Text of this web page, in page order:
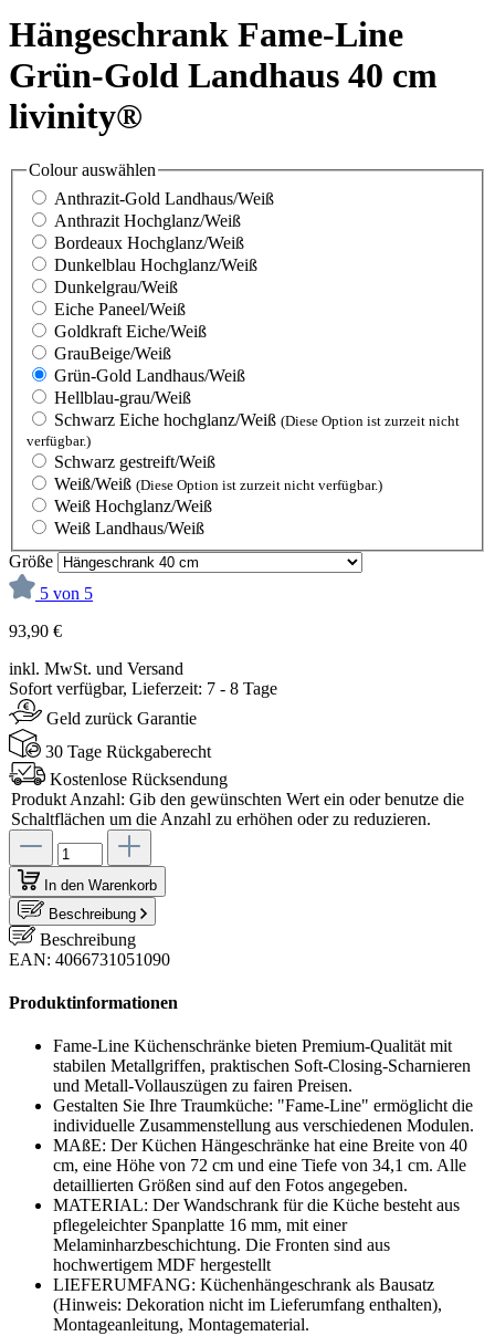
Hängeschrank Fame-Line
Grün-Gold Landhaus 40 cm
livinity®
Colourauswählen
Anthrazit-Gold Landhaus/Weiß
Anthrazit Hochglanz/Weiß
Bordeaux Hochglanz/Weiß
Dunkelblau Hochglanz/Weiß
Dunkelgrau/Weiß
Eiche Paneel/Weiß
Goldkraft Eiche/Weiß
GrauBeige/Weiß
Grün-Gold Landhaus/Weiß
Hellblau-grau/Weiß
Schwarz Eiche hochglanz/Weiß (Diese Option ist zurzeit nicht
verfügbar.)
Schwarz gestreift/Weiß
Weiß/Weiß (Diese Option ist zurzeit nicht verfügbar.)
Weiß Hochglanz/Weiß
Weiß Landhaus/Weiß
Größe
5 von 5
93,90 €
inkl. MwSt. und Versand
Sofort verfügbar, Lieferzeit: 7 - 8 Tage
Geld zurück Garantie
30 Tage Rückgaberecht
Kostenlose Rücksendung
Produkt Anzahl: Gib den gewünschten Wert ein oder benutze die
Schaltflächen um die Anzahl zu erhöhen oder zu reduzieren.
In den Warenkorb
Beschreibung
Beschreibung
EAN: 4066731051090
Produktinformationen
Fame-Line Küchenschränke bieten Premium-Qualität mit
stabilen Metallgriffen, praktischen Soft-Closing-Scharnieren
und Metall-Vollauszügen zu fairen Preisen.
Gestalten Sie Ihre Traumküche: "Fame-Line" ermöglicht die
individuelle Zusammenstellung aus verschiedenen Modulen.
MAßE: Der Küchen Hängeschränke hat eine Breite von 40
cm, eine Höhe von 72 cm und eine Tiefe von 34,1 cm. Alle
detaillierten Größen sind auf den Fotos angegeben.
MATERIAL: Der Wandschrank für die Küche besteht aus
pflegeleichter Spanplatte 16 mm, mit einer
Melaminharzbeschichtung. Die Fronten sind aus
hochwertigem MDF hergestellt
LIEFERUMFANG: Küchenhängeschrank als Bausatz
(Hinweis: Dekoration nicht im Lieferumfang enthalten),
Montageanleitung, Montagematerial.